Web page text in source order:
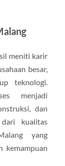
meniti karir
besar,
teknologi.
menjadi
dan
kualitas
yang
kemampuan